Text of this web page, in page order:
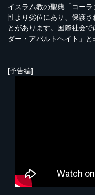
イスラム教の聖典「コー
性より劣位にあり、保護
とがあります。国際社会
ダー・アパルトヘイト」と
[予告編]